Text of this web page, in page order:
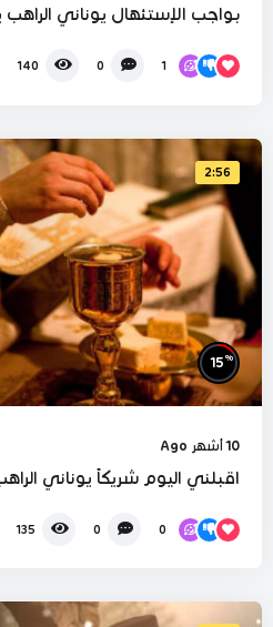
بواجب الإستئهال يوناني
1
0
140
2:56
15 %
10 أشهر Ago
اقبلني اليوم شريكاً يوناني
0
0
135